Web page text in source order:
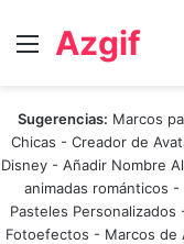
Menú
Azgif
Sugerencias: Marcos
Chicas - Creador de
Disney - Añadir Nombre
animadas románticos -
Pasteles Personalizados
Fotoefectos - Marcos de